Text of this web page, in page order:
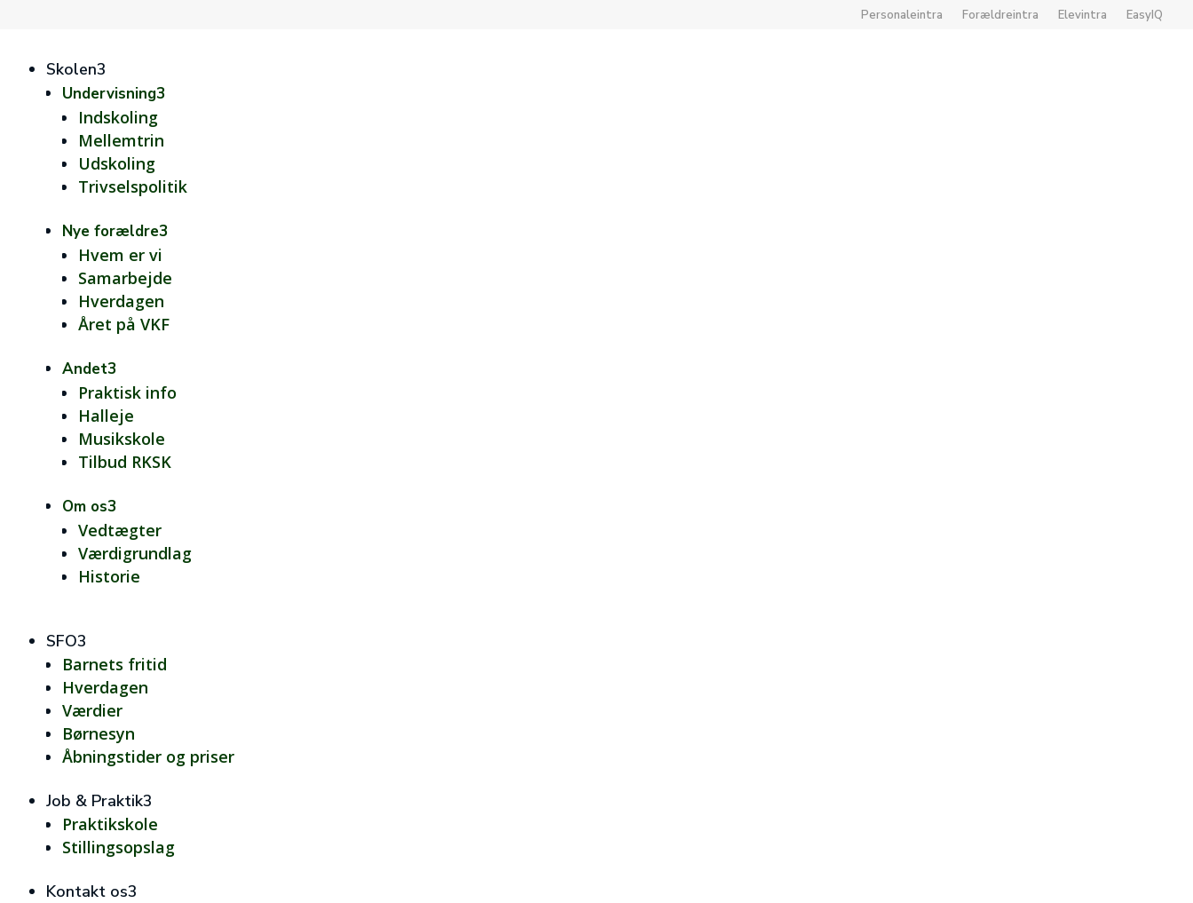
Personaleintra Forældreintra Elevintra EasyIQ
Skolen3
Undervisning3
Indskoling
Mellemtrin
Udskoling
Trivselspolitik
Nye forældre3
Hvem er vi
Samarbejde
Hverdagen
Året på VKF
Andet3
Praktisk info
Halleje
Musikskole
Tilbud RKSK
Om os3
Vedtægter
Værdigrundlag
Historie
SFO3
Barnets fritid
Hverdagen
Værdier
Børnesyn
Åbningstider og priser
Job & Praktik3
Praktikskole
Stillingsopslag
Kontakt os3